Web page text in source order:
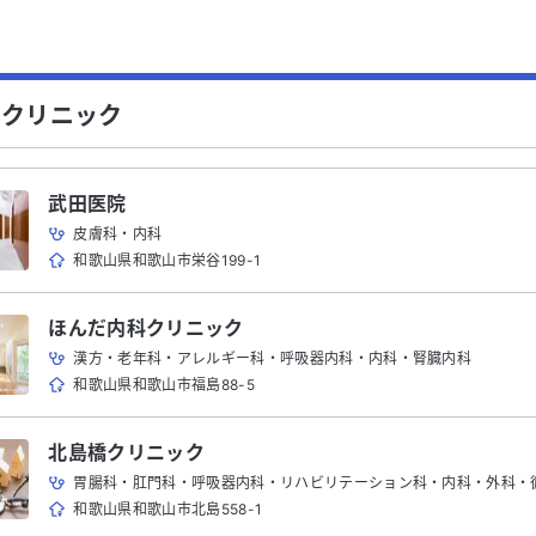
リニック
武田医院
皮膚科・内科
和歌山県和歌山市栄谷199-1
ほんだ内科クリニック
漢方・老年科・アレルギー科・呼吸器内科・内科・腎臓内科
和歌山県和歌山市福島88-5
北島橋クリニック
胃腸科・肛門科・呼吸器内科・リハビリテーション科・内科・外科・循
和歌山県和歌山市北島558-1